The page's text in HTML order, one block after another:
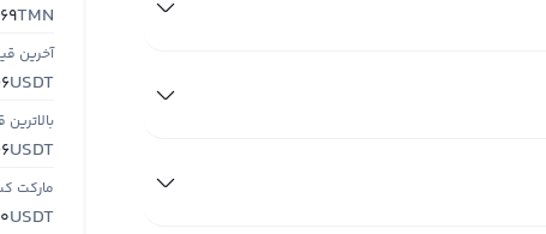
TMN
آخرین
USDT
بالاترین قیمت ۲۴
USDT
مارکت
USDT